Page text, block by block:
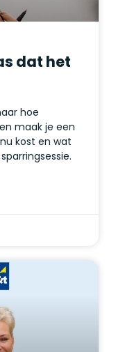
dat het
hoe
maak je een
kost en wat